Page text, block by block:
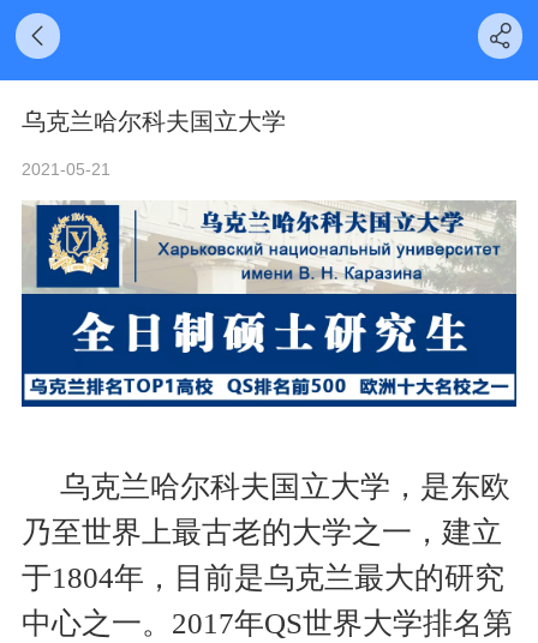
乌克兰哈尔科夫国立大学
2021-05-21
乌克兰哈尔科夫国立大学，是东欧
乃至世界上最古老的大学之一，建立
于1804年，目前是乌克兰最大的研究
中心之一。2017年QS世界大学排名第